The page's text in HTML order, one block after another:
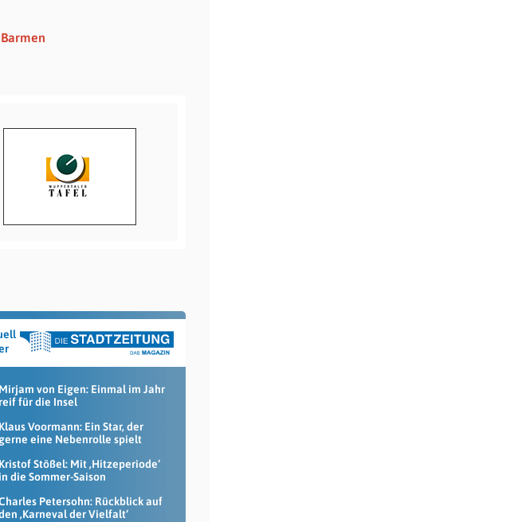
Mirjam von Eigen: Einmal im Jahr
reif für die Insel
Klaus Voormann: Ein Star, der
eine Nebenrolle spielt
Kristof Stößel: Mit ‚Hitzeperiode‘
in die Sommer-Saison
Petersohn: Rückblick auf
‚Karneval der Vielfalt‘